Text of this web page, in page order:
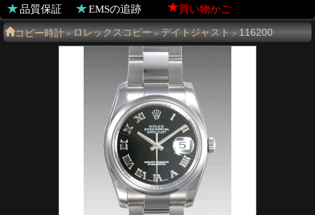
品質保証
EMSの追跡 買い物かご
コピー時計 > ロレックスコピー > デイトジャスト > 116200